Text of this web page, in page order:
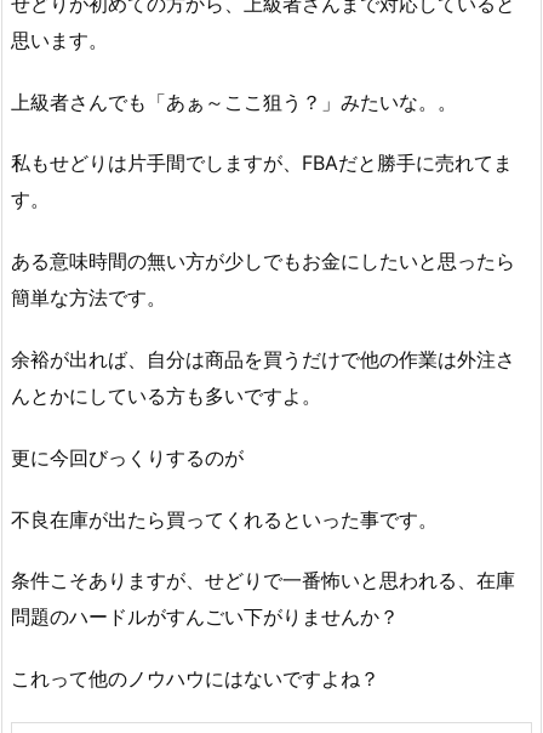
思います。
上級者さんでも「あぁ～ここ狙う？」みたいな。。
私もせどりは片手間でしますが、FBAだと勝手に売れてま
す。
ある意味時間の無い方が少しでもお金にしたいと思ったら
簡単な方法です。
余裕が出れば、自分は商品を買うだけで他の作業は外注さ
んとかにしている方も多いですよ。
更に今回びっくりするのが
不良在庫が出たら買ってくれるといった事です。
条件こそありますが、せどりで一番怖いと思われる、在庫
問題のハードルがすんごい下がりませんか？
これって他のノウハウにはないですよね？